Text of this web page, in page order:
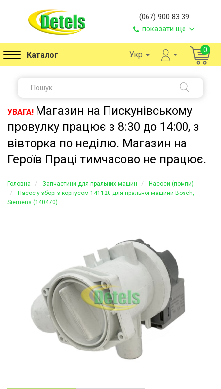
(067) 900 83 39
показати ще
Каталог Укр 0
УВАГА! Магазин на Пискунівському
провулку працює з 8:30 до 14:00, з
вівторка по неділю. Магазин на
Героїв Праці тимчасово не працює.
Головна Запчастини для пральних машин
Насоси (помпи)
Насос у зборі з корпусом 141120 для пральної машини Bosch,
Siemens (140470)